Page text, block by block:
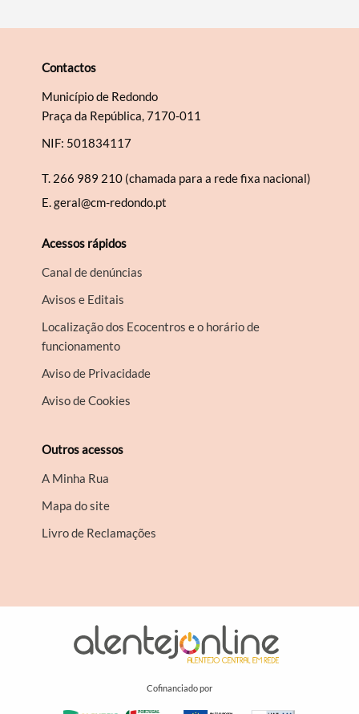
Contactos
Município de Redondo
Praça da República, 7170-011
NIF: 501834117
T. 266 989 210 (chamada para a rede fixa nacional)
E.geral@cm-redondo.pt
Acessos rápidos
Canal de denúncias
Avisos e Editais
Localização dos Ecocentros e o horário de
funcionamento
Aviso de Privacidade
Aviso de Cookies
Outros acessos
A Minha Rua
Mapa do site
Livro de Reclamações
Cofinanciado por